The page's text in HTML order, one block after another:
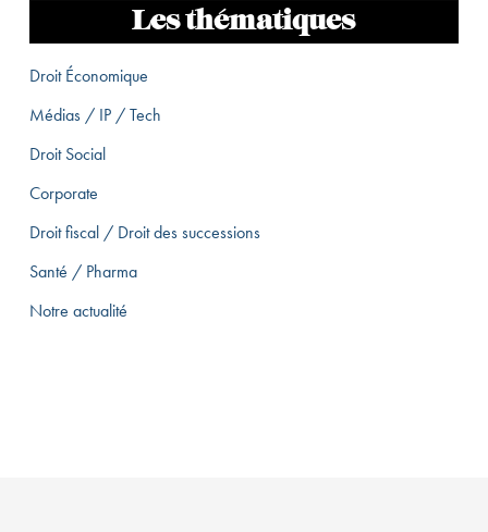
Les thématiques
Droit Économique
Médias / IP / Tech
Droit Social
Corporate
Droit fiscal / Droit des successions
Santé / Pharma
Notre actualité